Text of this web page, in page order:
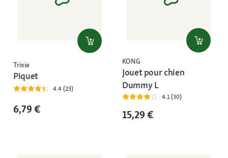
Trixie
Piquet
4.4 (23)
6,79 €
KONG
Jouet pour chien
Dummy L
4.1 (30)
15,29 €